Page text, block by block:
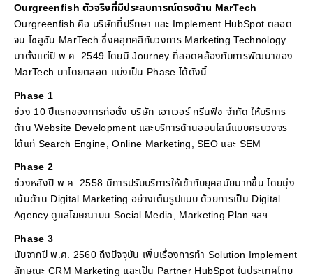
Ourgreenfish ตัวจริงที่มีประสบการณ์ตรงด้าน MarTech
Ourgreenfish คือ บริษัทที่ปรึกษา และ Implement HubSpot ตลอด
จน โซลูชัน MarTech ซึ่งคลุกคลีกับวงการ Marketing Technology
มาตั้งแต่ปี พ.ศ. 2549 โดยมี Journey ที่สอดคล้องกับการพัฒนาของ
MarTech มาโดยตลอด แบ่งเป็น Phase ได้ดังนี้
Phase 1
ช่วง 10 ปีแรกของการก่อตั้ง บริษัท เอาเวอร์ กรีนฟิช จำกัด ให้บริการ
ด้าน Website Development และบริการด้านออนไลน์แบบครบวงจร
ได้แก่ Search Engine, Online Marketing, SEO และ SEM
Phase 2
ช่วงหลังปี พ.ศ. 2558 มีการปรับบริการให้เข้ากับยุคสมัยมากขึ้น โดยมุ่ง
เน้นด้าน Digital Marketing อย่างเต็มรูปแบบ ด้วยการเป็น Digital
Agency ดูแลโฆษณาบน Social Media, Marketing Plan ฯลฯ
Phase 3
นับจากปี พ.ศ. 2560 ถึงปัจจุบัน เพิ่มเรื่องการทำ Solution Implement
ลักษณะ CRM Marketing และเป็น Partner HubSpot ในประเทศไทย